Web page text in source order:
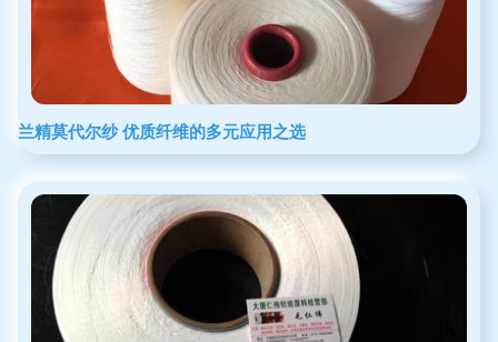
兰精莫代尔纱 优质纤维的多元应用之选